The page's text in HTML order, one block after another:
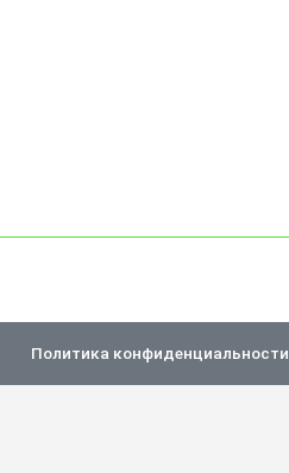
Политика конфиденциальности